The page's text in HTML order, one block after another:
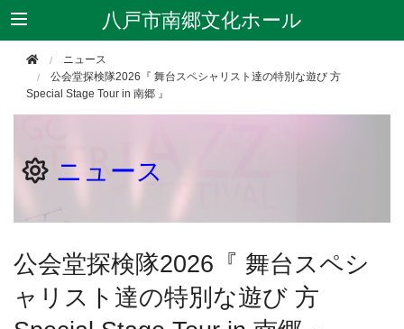
八戸市南郷文化ホール
ニュース
公会堂探検隊2026『 舞台スペシャリスト達の特別な遊び 方
Special Stage Tour in 南郷 』
ニュース
公会堂探検隊2026『 舞台スペシ
ャリスト達の特別な遊び 方